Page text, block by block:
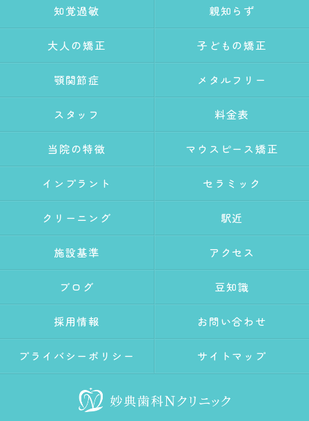
知覚過敏 親知らず
大人の矯正 子どもの矯正
顎関節症 メタルフリー
スタッフ 料金表
当院の特徴 マウスピース矯正
インプラント セラミック
クリーニング 駅近
施設基準 アクセス
ブログ 豆知識
採用情報 お問い合わせ
プライバシーポリシー サイトマップ